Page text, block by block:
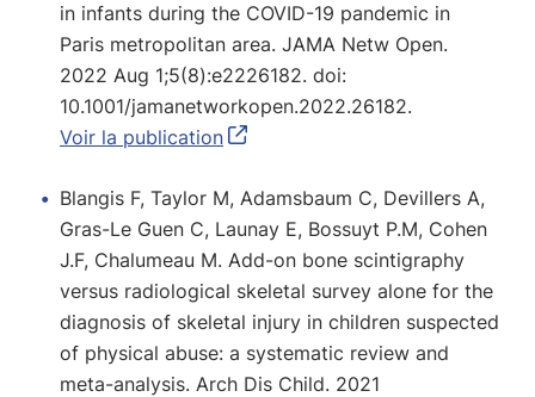
in infants during the COVID-19 pandemic in
Paris metropolitan area. JAMA Netw Open.
2022 Aug 1;5(8):e2226182. doi:
10.1001/jamanetworkopen.2022.26182.
Voir la publication
Blangis F, Taylor M, Adamsbaum C, Devillers A,
Gras-Le Guen C, Launay E, Bossuyt P.M, Cohen
J.F, Chalumeau M. Add-on bone scintigraphy
versus radiological skeletal survey alone for the
diagnosis of skeletal injury in children suspected
of physical abuse: a systematic review and
meta-analysis. Arch Dis Child. 2021